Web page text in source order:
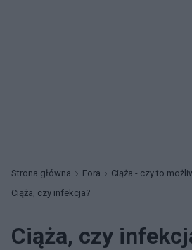
Strona główna Fora
Ciąża - czy to
Ciąża, czy infekcja?
Ciąża, czy